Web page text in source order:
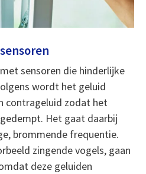
sensoren die hinderlijke
wordt het geluid
contrageluid zodat het
Het gaat daarbij
brommende frequentie.
zingende vogels, gaan
deze geluiden